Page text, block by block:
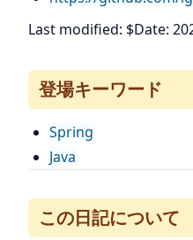
Last modified: $Date:
登場キーワード
Spring
Java
この日記について